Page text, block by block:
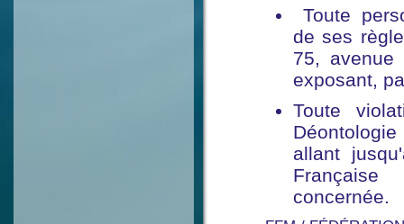
Toute
de ses
75, avenue
exposant,
Toute
allant
Française
concernée.